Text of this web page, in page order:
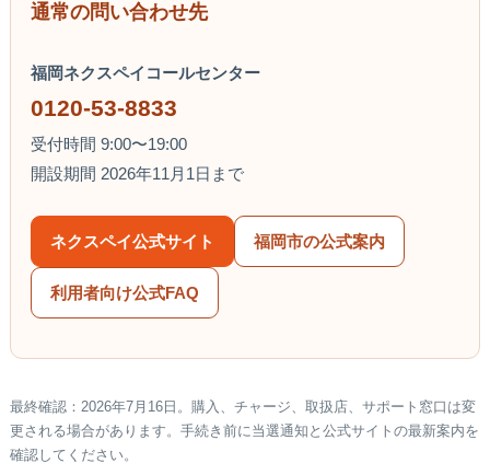
通常の問い合わせ先
福岡ネクスペイコールセンター
0120-53-8833
受付時間 9:00〜19:00
開設期間 2026年11月1日まで
ネクスペイ公式サイト 福岡市の公式案内
利用者向け公式FAQ
最終確認：2026年7月16日。購入、チャージ、取扱店、サポート窓口は変
更される場合があります。手続き前に当選通知と公式サイトの最新案内を
確認してください。